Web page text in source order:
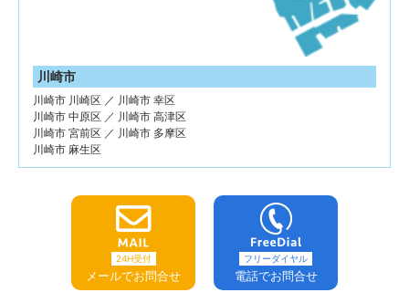
川崎市
川崎市 川崎区 ／ 川崎市 幸区
川崎市 中原区 ／ 川崎市 高津区
川崎市 宮前区 ／ 川崎市 多摩区
川崎市 麻生区
24H受付
メールでお問合せ
フリーダイヤル
電話でお問合せ